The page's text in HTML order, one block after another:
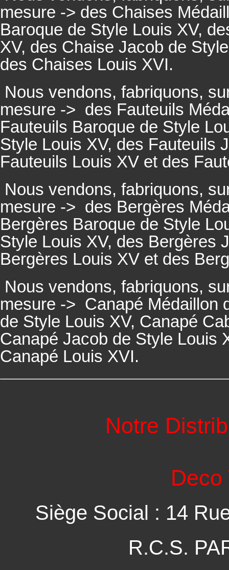
mesure -> des Chaises
Baroque de Style Louis XV,
XV, des Chaise Jacob de
des Chaises Louis XVI.
Nous vendons, fabriquons,
mesure -> des Fauteuils
Fauteuils Baroque de Style
Style Louis XV, des Fauteuils
Fauteuils Louis XV et des
Nous vendons, fabriquons,
mesure -> des Bergères
Bergères Baroque de Style
Style Louis XV, des Bergères
Bergères Louis XV et des
Nous vendons, fabriquons,
mesure -> Canapé Médaillon
de Style Louis XV, Canapé
Canapé Jacob de Style Louis
Canapé Louis XVI.
Notre
Deco
Siège Social : 14
R.C.S.